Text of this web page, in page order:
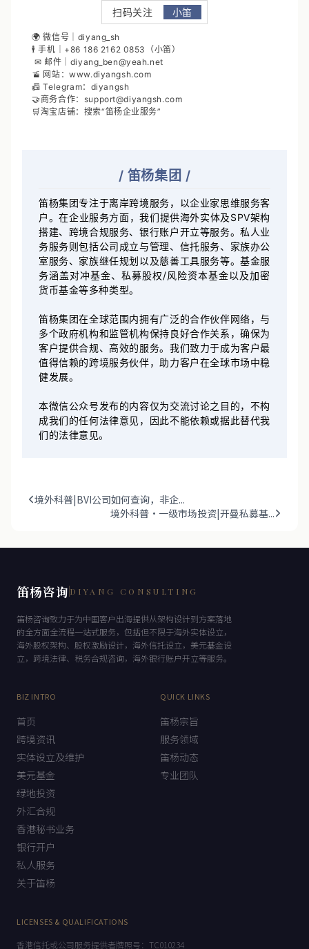
扫码关注 小笛
🌍 微信号｜diyang_sh
🕴 手机｜+86 186 2162 0853（小笛）
✉ 邮件｜diyang_ben@yeah.net
🚡 网站：www.diyangsh.com
📠 Telegram：diyangsh
🤝商务合作：support@diyangsh.com
🛒淘宝店铺：搜索“笛杨企业服务”
/ 笛杨集团 /
笛杨集团专注于离岸跨境服务，以企业家思维服务客
户。在企业服务方面，我们提供海外实体及SPV架构
搭建、跨境合规服务、银行账户开立等服务。私人业
务服务则包括公司成立与管理、信托服务、家族办公
室服务、家族继任规划以及慈善工具服务等。基金服
务涵盖对冲基金、私募股权/风险资本基金以及加密
货币基金等多种类型。
笛杨集团在全球范围内拥有广泛的合作伙伴网络，与
多个政府机构和监管机构保持良好合作关系，确保为
客户提供合规、高效的服务。我们致力于成为客户最
值得信赖的跨境服务伙伴，助力客户在全球市场中稳
健发展。
本微信公众号发布的内容仅为交流讨论之目的，不构
成我们的任何法律意见，因此不能依赖或据此替代我
们的法律意见。
境外科普|BVI公司如何查询，非企...
境外科普·一级市场投资|开曼私募基...
笛杨咨询 DIYANG CONSULTING
笛杨咨询致力于为中国客户出海提供从架构设计到方案落地
的全方面全流程一站式服务，包括但不限于海外实体设立，
海外股权架构、股权激励设计，海外信托设立，美元基金设
立，跨境法律、税务合规咨询，海外银行账户开立等服务。
BIZ INTRO
首页
跨境资讯
实体设立及维护
美元基金
绿地投资
外汇合规
香港秘书业务
银行开户
私人服务
关于笛杨
QUICK LINKS
笛杨宗旨
服务领域
笛杨动态
专业团队
LICENSES & QUALIFICATIONS
香港信托或公司服务提供者牌照号：TC010234